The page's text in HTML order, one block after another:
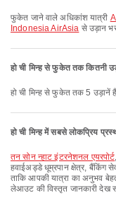
फुकेत जाने वाले अधिकांश यात्री
Indonesia AirAsia से उड़ान
हो ची मिन्ह से फुकेत तक कितनी
हो ची मिन्ह से फुकेत तक 5 उड़ानें
हो ची मिन्ह में सबसे लोकप्रिय
तन सोन न्हाट इंटरनेशनल एयरपोर्ट
हवाईअड्डे धूम्रपान क्षेत्र, बैंकिंग
ताकि आपकी यात्रा का अनुभव
लेआउट की विस्तृत जानकारी देख